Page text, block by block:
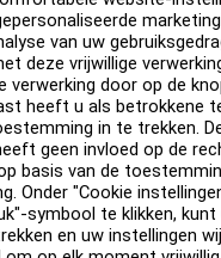
Facility Connect